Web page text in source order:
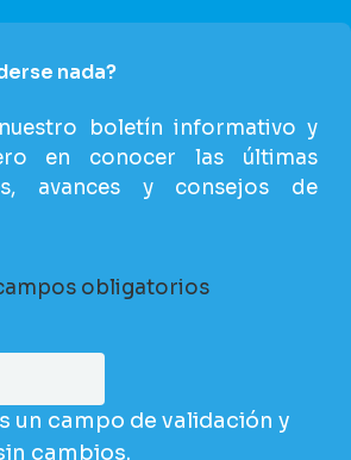
nada?
boletín informativo y
en conocer las últimas
avances y consejos de
obligatorios
un campo de validación y
cambios.